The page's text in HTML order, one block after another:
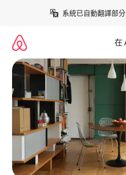
系統已自動翻譯部分
在